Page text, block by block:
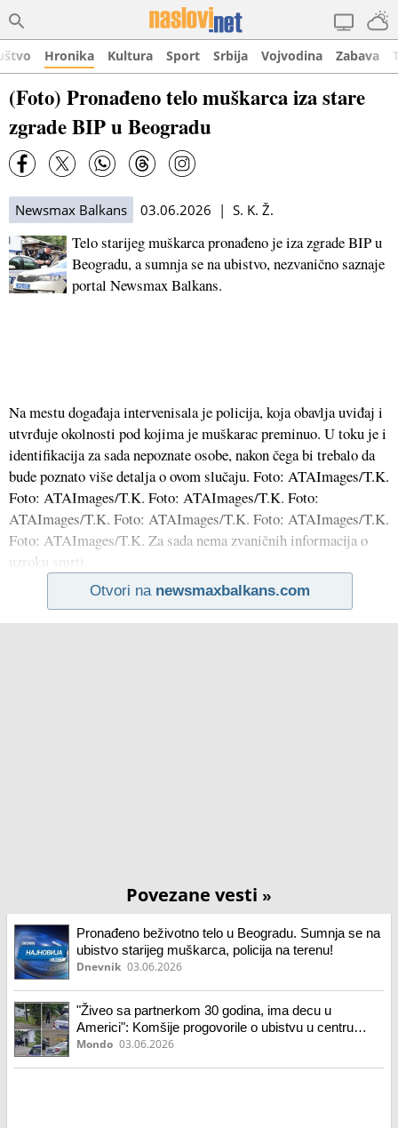
Hronika Kultura Sport Srbija Vojvodina Zabava
(Foto) Pronađeno telo muškarca iza stare
zgrade BIP u Beogradu
Newsmax Balkans 03.06.2026 | S. K. Ž.
Telo starijeg muškarca pronađeno je iza zgrade BIP u
Beogradu, a sumnja se na ubistvo, nezvanično saznaje
portal Newsmax Balkans.
Na mestu događaja intervenisala je policija, koja obavlja uviđaj i
utvrđuje okolnosti pod kojima je muškarac preminuo. U toku je i
identifikacija za sada nepoznate osobe, nakon čega bi trebalo da
bude poznato više detalja o ovom slučaju. Foto: ATAImages/T.K.
Foto: ATAImages/T.K. Foto: ATAImages/T.K. Foto:
ATAImages/T.K. Foto: ATAImages/T.K. Foto: ATAImages/T.K.
Foto: ATAImages/T.K. Za sada nema zvaničnih informacija o
uzroku smrti.
Otvori na newsmaxbalkans.com
Povezane vesti »
Pronađeno beživotno telo u Beogradu. Sumnja se na
ubistvo starijeg muškarca, policija na terenu!
Dnevnik 03.06.2026
"Živeo sa partnerkom 30 godina, ima decu u
Americi": Komšije progovorile o ubistvu u centru
Beograda (foto)
Mondo 03.06.2026